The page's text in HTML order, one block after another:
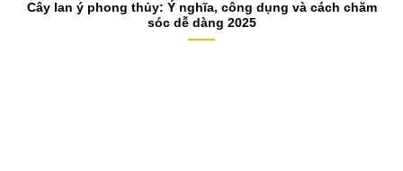
Cây lan ý phong thủy: Ý nghĩa, công dụng và cách chăm
sóc dễ dàng 2025